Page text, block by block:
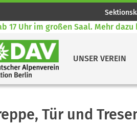
Uhr im großen Saal. Mehr dazu
UNSER VEREIN
Tür und